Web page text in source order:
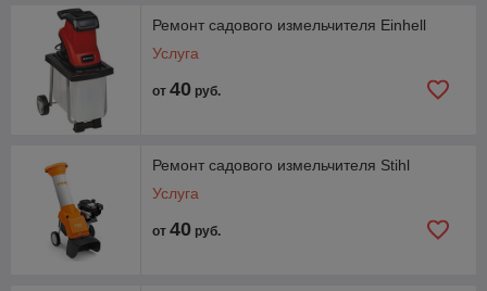
Ремонт садового измельчителя Einhell
Услуга
от 40 руб.
Ремонт садового измельчителя Stihl
Услуга
от 40 руб.